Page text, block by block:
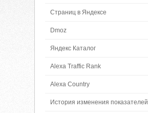
Страниц в Яндексе
Dmoz
Яндекс Каталог
Alexa Traffic Rank
Alexa Country
История изменения показателей